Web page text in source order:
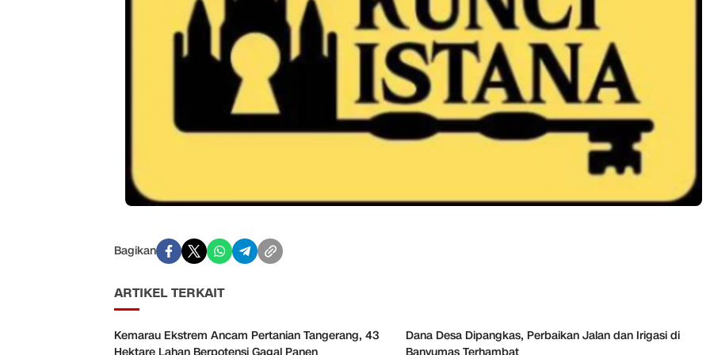
Bagikan
ARTIKEL TERKAIT
Kemarau Ekstrem Ancam Pertanian Tangerang, 43
Dana Desa Dipangkas, Perbaikan Jalan dan Irigasi di